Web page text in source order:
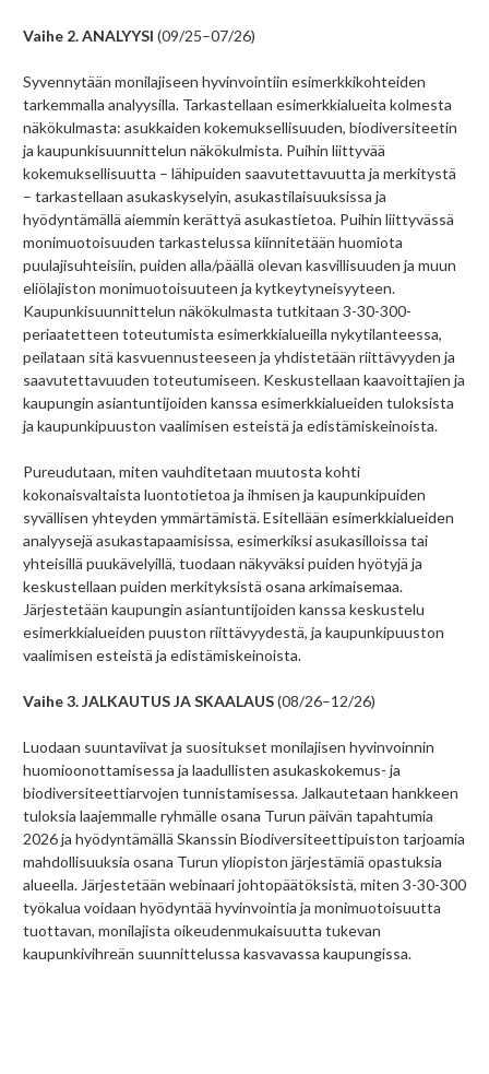
Vaihe 2. ANALYYSI (09/25–07/26)
Syvennytään monilajiseen hyvinvointiin esimerkkikohteiden
tarkemmalla analyysilla. Tarkastellaan esimerkkialueita kolmesta
näkökulmasta: asukkaiden kokemuksellisuuden, biodiversiteetin
ja kaupunkisuunnittelun näkökulmista. Puihin liittyvää
kokemuksellisuutta – lähipuiden saavutettavuutta ja merkitystä
– tarkastellaan asukaskyselyin, asukastilaisuuksissa ja
hyödyntämällä aiemmin kerättyä asukastietoa. Puihin liittyvässä
monimuotoisuuden tarkastelussa kiinnitetään huomiota
puulajisuhteisiin, puiden alla/päällä olevan kasvillisuuden ja muun
eliölajiston monimuotoisuuteen ja kytkeytyneisyyteen.
Kaupunkisuunnittelun näkökulmasta tutkitaan 3-30-300-
periaatetteen toteutumista esimerkkialueilla nykytilanteessa,
peilataan sitä kasvuennusteeseen ja yhdistetään riittävyyden ja
saavutettavuuden toteutumiseen. Keskustellaan kaavoittajien ja
kaupungin asiantuntijoiden kanssa esimerkkialueiden tuloksista
ja kaupunkipuuston vaalimisen esteistä ja edistämiskeinoista.
Pureudutaan, miten vauhditetaan muutosta kohti
kokonaisvaltaista luontotietoa ja ihmisen ja kaupunkipuiden
syvällisen yhteyden ymmärtämistä. Esitellään esimerkkialueiden
analyysejä asukastapaamisissa, esimerkiksi asukasilloissa tai
yhteisillä puukävelyillä, tuodaan näkyväksi puiden hyötyjä ja
keskustellaan puiden merkityksistä osana arkimaisemaa.
Järjestetään kaupungin asiantuntijoiden kanssa keskustelu
esimerkkialueiden puuston riittävyydestä, ja kaupunkipuuston
vaalimisen esteistä ja edistämiskeinoista.
Vaihe 3. JALKAUTUS JA SKAALAUS(08/26–12/26)
Luodaan suuntaviivat ja suositukset monilajisen hyvinvoinnin
huomioonottamisessa ja laadullisten asukaskokemus- ja
biodiversiteettiarvojen tunnistamisessa. Jalkautetaan hankkeen
tuloksia laajemmalle ryhmälle osana Turun päivän tapahtumia
2026 ja hyödyntämällä Skanssin Biodiversiteettipuiston tarjoamia
mahdollisuuksia osana Turun yliopiston järjestämiä opastuksia
alueella. Järjestetään webinaari johtopäätöksistä, miten 3-30-300
työkalua voidaan hyödyntää hyvinvointia ja monimuotoisuutta
tuottavan, monilajista oikeudenmukaisuutta tukevan
kaupunkivihreän suunnittelussa kasvavassa kaupungissa.